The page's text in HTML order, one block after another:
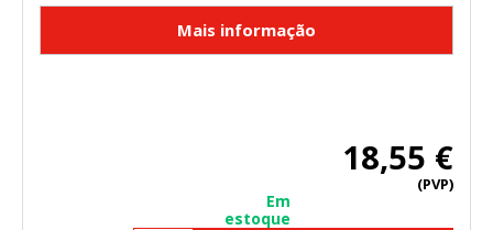
18,55 €
(PVP)
Em
estoque